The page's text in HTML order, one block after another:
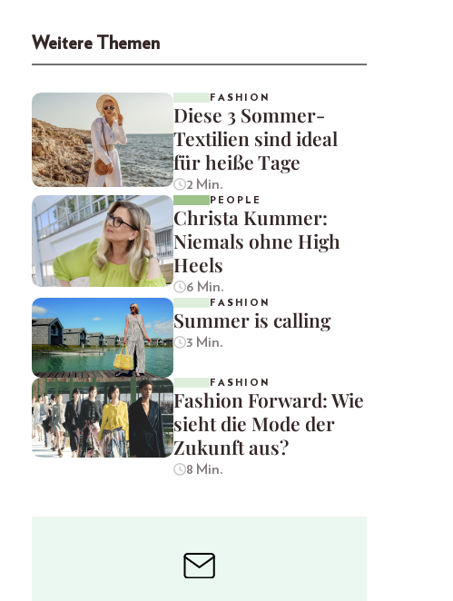
Weitere Themen
FASHION
Diese 3 Sommer-
Textilien sind ideal
für heiße Tage
2 Min.
PEOPLE
Christa Kummer:
Niemals ohne High
Heels
6 Min.
FASHION
Summer is calling
3 Min.
FASHION
Fashion Forward: Wie
sieht die Mode der
Zukunft aus?
8 Min.